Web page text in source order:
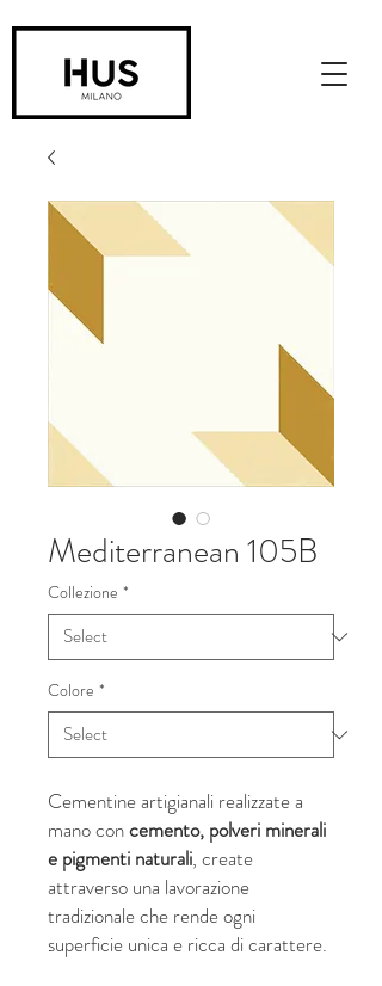
Mediterranean 105B
Collezione *
Colore *
Cementine artigianali realizzate a
mano concemento, polveri minerali
e pigmenti naturali, create
attraverso una lavorazione
tradizionale che rende ogni
superficie unica e ricca di carattere.